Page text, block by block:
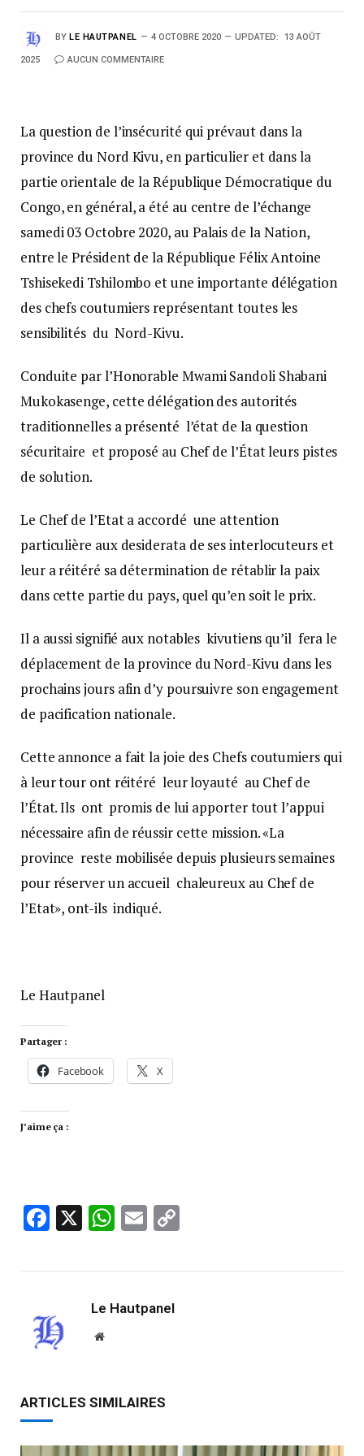
BY LE HAUTPANEL 4 OCTOBRE 2020 UPDATED: 13 AOÛT
2025 AUCUN COMMENTAIRE
La question de l’insécurité qui prévaut dans la
province du Nord Kivu, en particulier et dans la
partie orientale de la République Démocratique du
Congo, en général, a été au centre de l’échange
samedi 03 Octobre 2020, au Palais de la Nation,
entre le Président de la République Félix Antoine
Tshisekedi Tshilombo et une importante délégation
des chefs coutumiers représentant toutes les
sensibilités du Nord-Kivu.
Conduite par l’Honorable Mwami Sandoli Shabani
Mukokasenge, cette délégation des autorités
traditionnelles a présenté l’état de la question
sécuritaire et proposé au Chef de l’État leurs pistes
de solution.
Le Chef de l’Etat a accordé une attention
particulière aux desiderata de ses interlocuteurs et
leur a réitéré sa détermination de rétablir la paix
dans cette partie du pays, quel qu’en soit le prix.
Il a aussi signifié aux notables kivutiens qu’il fera le
déplacement de la province du Nord-Kivu dans les
prochains jours afin d’y poursuivre son engagement
de pacification nationale.
Cette annonce a fait la joie des Chefs coutumiers qui
à leur tour ont réitéré leur loyauté au Chef de
l’État. Ils ont promis de lui apporter tout l’appui
nécessaire afin de réussir cette mission. «La
province reste mobilisée depuis plusieurs semaines
pour réserver un accueil chaleureux au Chef de
l’Etat», ont-ils indiqué.
Le Hautpanel
Partager :
Facebook X
J’aime ça :
Facebook
X WhatsApp
Email
Le Hautpanel
Website
ARTICLES SIMILAIRES